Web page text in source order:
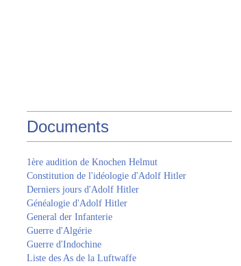
Documents
1ère audition de Knochen Helmut
Constitution de l'idéologie d'Adolf Hitler
Derniers jours d'Adolf Hitler
Généalogie d'Adolf Hitler
General der Infanterie
Guerre d'Algérie
Guerre d'Indochine
Liste des As de la Luftwaffe